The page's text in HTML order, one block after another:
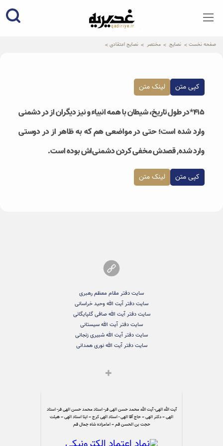
qadiriye.ir
نشریه ی غدیریه-بیانات استاد
صفحه نخست نصایح مختصر نصایح اعتقادی
کپی متن لینک متن
۴۱۵*در طول تاریخ، شیطان با همه انبیاء و نیز دیگران از در دشمنی
وارد شده است؛ حتی در مواضعی هم که به ظاهر از در دوستی
وارد شده, قصدش مخفی کردن دشمنی‌اش بوده است.
کپی متن لینک متن
سایت دفتر مقام معظم رهبری
سایت دفتر آیت الله وحید خراسانی
سایت دفتر آیت الله صافی گلپایگانی
سایت دفتر آیت الله سیستانی
سایت دفتر آیت الله شبیری زنجانی
سایت دفتر آیت الله نوری همدانی
آیت الله الهی- آیت الله محمد حسن الهی فر- استاد محمد حسن الهی فر- استاد
الهی – دکتر الهی – حاج آقا الهی - استاد الهی کرج – ایتا استاد الهی – هیئت
حجت بن الحسن قم – امامزاده شاه جمال قم